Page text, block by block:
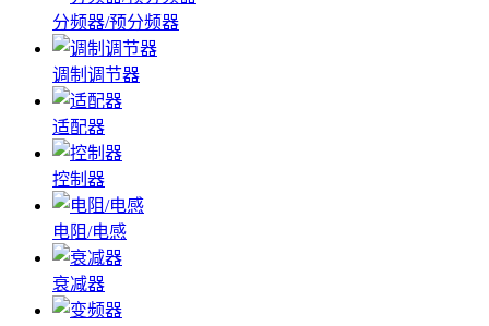
分频器/预分频器
调制调节器
适配器
控制器
电阻/电感
衰减器